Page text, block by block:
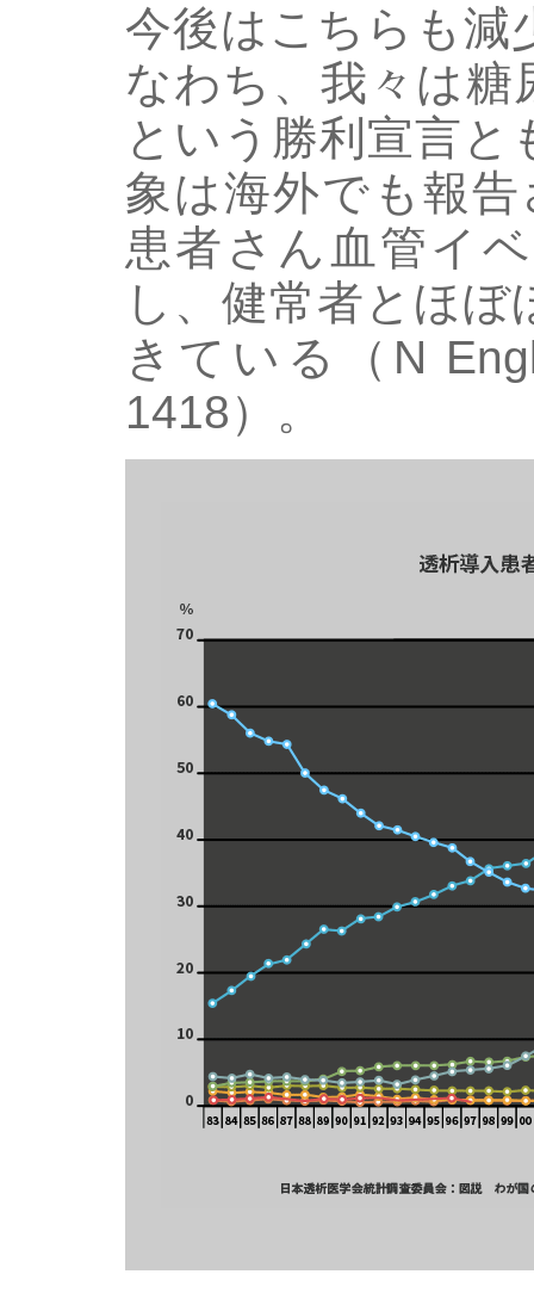
今後はこちらも減
なわち、我々は糖
という勝利宣言
象は海外でも報
患者さん血管イ
し、健常者とほ
きている（N
1418）。